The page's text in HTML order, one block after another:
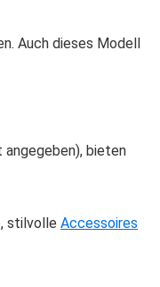
Auch dieses Modell
angegeben), bieten
stilvolle Accessoires